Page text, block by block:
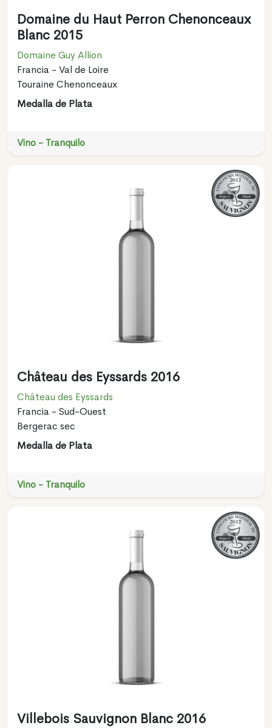
Domaine du Haut Perron Chenonceaux
Blanc 2015
Domaine Guy Allion
Francia - Val de Loire
Touraine Chenonceaux
Medalla de Plata
Vino - Tranquilo
Château des Eyssards 2016
Château des Eyssards
Francia - Sud-Ouest
Bergerac sec
Medalla de Plata
Vino - Tranquilo
Villebois Sauvignon Blanc 2016